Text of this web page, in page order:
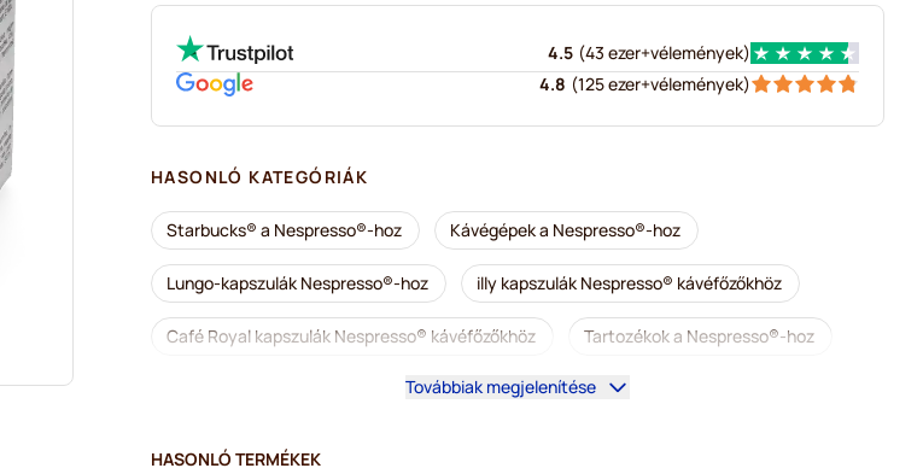
4.5 (43 ezer+vélemények)
4.8 (125 ezer+vélemények)
HASONLÓ KATEGÓRIÁK
Starbucks® a Nespresso®-hoz Kávégépek a Nespresso®-hoz
Lungo-kapszulák Nespresso®-hoz illy kapszulák Nespresso® kávéfőzőkhöz
Café Royal kapszulák Nespresso® kávéfőzőkhöz Tartozékok a Nespresso®-hoz
Kiegészítő termékek és finomságok Nespresso®-hoz
Továbbiak megjelenítése
HASONLÓ TERMÉKEK